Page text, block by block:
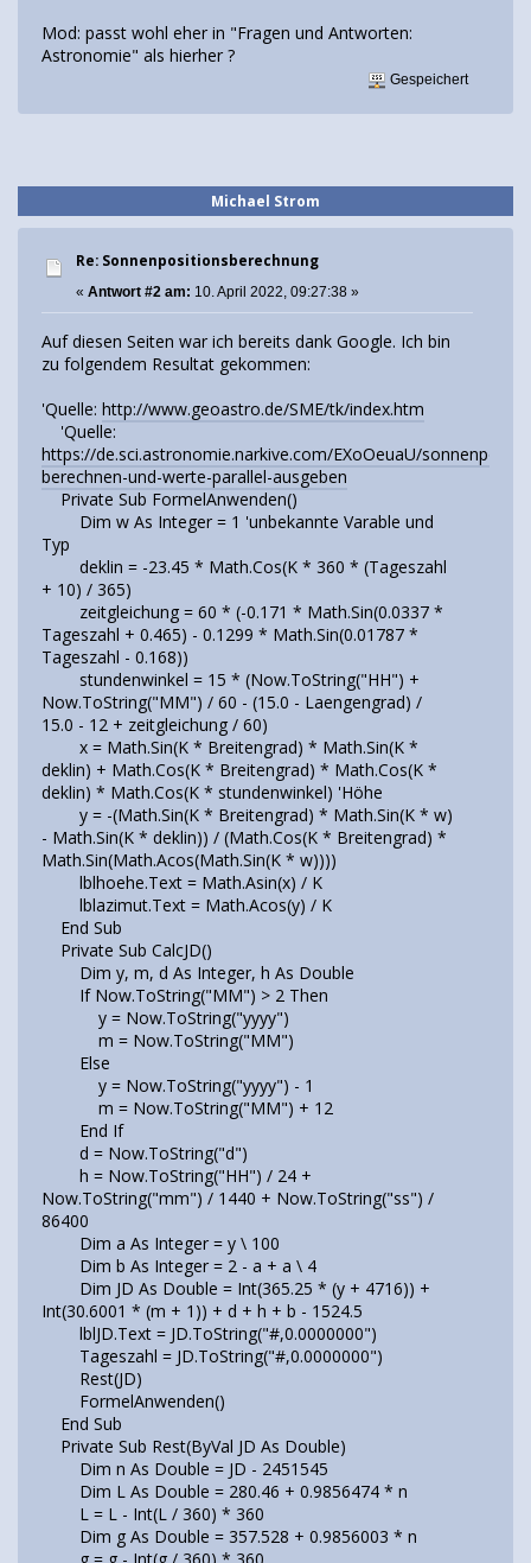
Mod: passt wohl eher in "Fragen und Antworten:
Astronomie" als hierher ?
Gespeichert
Michael Strom
Re: Sonnenpositionsberechnung
« Antwort #2 am: 10. April 2022, 09:27:38 »
Auf diesen Seiten war ich bereits dank Google. Ich bin
zu folgendem Resultat gekommen:
'Quelle: http://www.geoastro.de/SME/tk/index.htm
'Quelle:
https://de.sci.astronomie.narkive.com/EXoOeuaU/
berechnen-und-werte-parallel-ausgeben
Private Sub FormelAnwenden()
Dim w As Integer = 1 'unbekannte Varable und
Typ
deklin = -23.45 * Math.Cos(K * 360 * (Tageszahl
+ 10) / 365)
zeitgleichung = 60 * (-0.171 * Math.Sin(0.0337 *
Tageszahl + 0.465) - 0.1299 * Math.Sin(0.01787 *
Tageszahl - 0.168))
stundenwinkel = 15 * (Now.ToString("HH") +
Now.ToString("MM") / 60 - (15.0 - Laengengrad) /
15.0 - 12 + zeitgleichung / 60)
x = Math.Sin(K * Breitengrad) * Math.Sin(K *
deklin) + Math.Cos(K * Breitengrad) * Math.Cos(K *
deklin) * Math.Cos(K * stundenwinkel) 'Höhe
y = -(Math.Sin(K * Breitengrad) * Math.Sin(K * w)
- Math.Sin(K * deklin)) / (Math.Cos(K * Breitengrad) *
Math.Sin(Math.Acos(Math.Sin(K * w))))
lblhoehe.Text = Math.Asin(x) / K
lblazimut.Text = Math.Acos(y) / K
End Sub
Private Sub CalcJD()
Dim y, m, d As Integer, h As Double
If Now.ToString("MM") > 2 Then
y = Now.ToString("yyyy")
m = Now.ToString("MM")
Else
y = Now.ToString("yyyy") - 1
m = Now.ToString("MM") + 12
End If
d = Now.ToString("d")
h = Now.ToString("HH") / 24 +
Now.ToString("mm") / 1440 + Now.ToString("ss") /
86400
Dim a As Integer = y \ 100
Dim b As Integer = 2 - a + a \ 4
Dim JD As Double = Int(365.25 * (y + 4716)) +
Int(30.6001 * (m + 1)) + d + h + b - 1524.5
lblJD.Text = JD.ToString("#,0.0000000")
Tageszahl = JD.ToString("#,0.0000000")
Rest(JD)
FormelAnwenden()
End Sub
Private Sub Rest(ByVal JD As Double)
Dim n As Double = JD - 2451545
Dim L As Double = 280.46 + 0.9856474 * n
L = L - Int(L / 360) * 360
Dim g As Double = 357.528 + 0.9856003 * n